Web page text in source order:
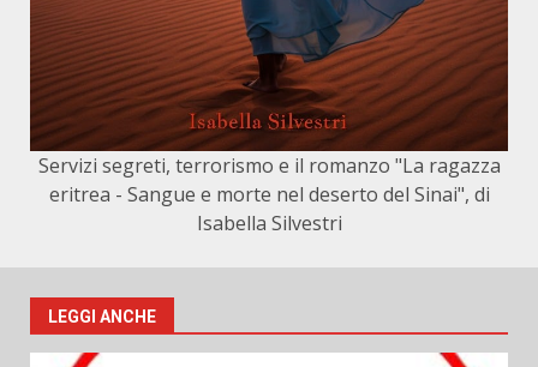
Servizi segreti, terrorismo e il romanzo "La ragazza
eritrea - Sangue e morte nel deserto del Sinai", di
Isabella Silvestri
LEGGI ANCHE